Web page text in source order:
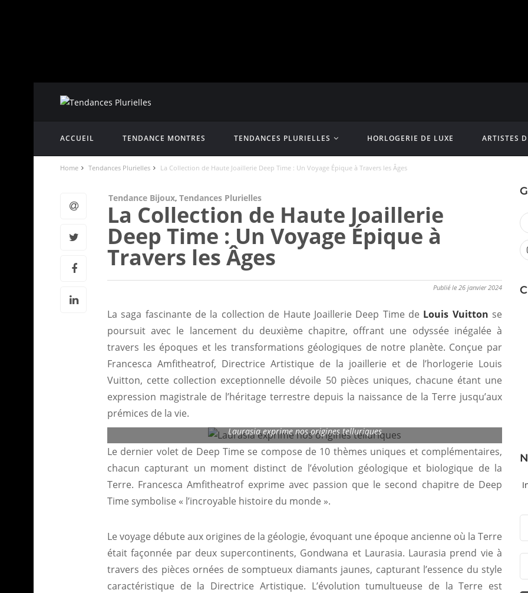
ACCUEIL TENDANCE MONTRES TENDANCES PLURIELLES HORLOGERIE DE LUXE ARTISTES
Home Tendances Plurielles La Collection de Haute Joaillerie Deep Time : Un Voyage Épique à Travers les Âges
Tendance Bijoux, Tendances Plurielles
La Collection de Haute Joaillerie
Deep Time : Un Voyage Épique à
Travers les Âges
Publié le 26 janvier 2024
La saga fascinante de la collection de Haute Joaillerie Deep Time de Louis Vuitton se
poursuit avec le lancement du deuxième chapitre, offrant une odyssée inégalée à
travers les époques et les transformations géologiques de notre planète. Conçue par
Francesca Amfitheatrof, Directrice Artistique de la joaillerie et de l’horlogerie Louis
Vuitton, cette collection exceptionnelle dévoile 50 pièces uniques, chacune étant une
expression magistrale de l’héritage terrestre depuis la naissance de la Terre jusqu’aux
prémices de la vie.
Laurasia exprime nos origines telluriques
Le dernier volet de Deep Time se compose de 10 thèmes uniques et complémentaires,
chacun capturant un moment distinct de l’évolution géologique et biologique de la
Terre. Francesca Amfitheatrof exprime avec passion que le second chapitre de Deep
Time symbolise « l’incroyable histoire du monde ».
Le voyage débute aux origines de la géologie, évoquant une époque ancienne où la Terre
était façonnée par deux supercontinents, Gondwana et Laurasia. Laurasia prend vie à
travers des pièces ornées de somptueux diamants jaunes, capturant l’essence du style
caractéristique de la Directrice Artistique. L’évolution tumultueuse de la Terre est